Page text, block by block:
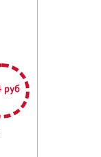
руб